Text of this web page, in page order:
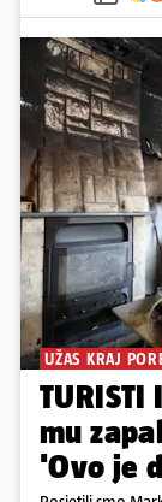
UŽAS KRAJ
TURISTI
mu
'Ovo je